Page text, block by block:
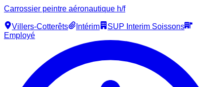
Carrossier peintre aéronautique h/f
Villers-Cotterêts Intérim
SUP Interim Soissons
Employé